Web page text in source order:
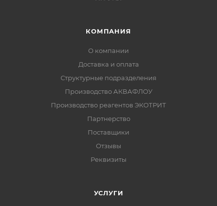
КОМПАНИЯ
О компании
Доставка и оплата
Структурные подразделения
Производство АКВАФЛОУ
Производство реагентов ЭКОТРИТ
Партнерство
Поставщики
Отзывы
Реквизиты
УСЛУГИ